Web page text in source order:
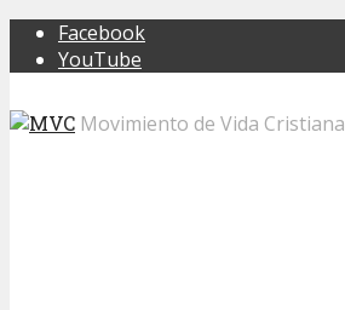
Facebook
YouTube
Movimiento de Vida Cristiana